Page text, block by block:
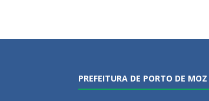
PREFEITURA DE PORTO DE MOZ